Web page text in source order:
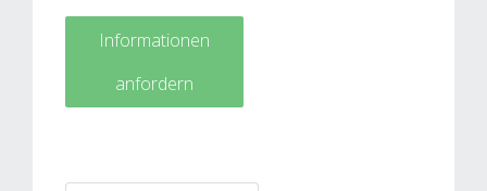
Informationen
anfordern